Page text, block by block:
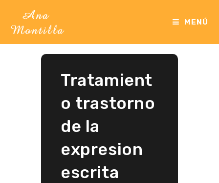
contenido
MENÚ
Tratamient
o trastorno
de la
expresion
escrita